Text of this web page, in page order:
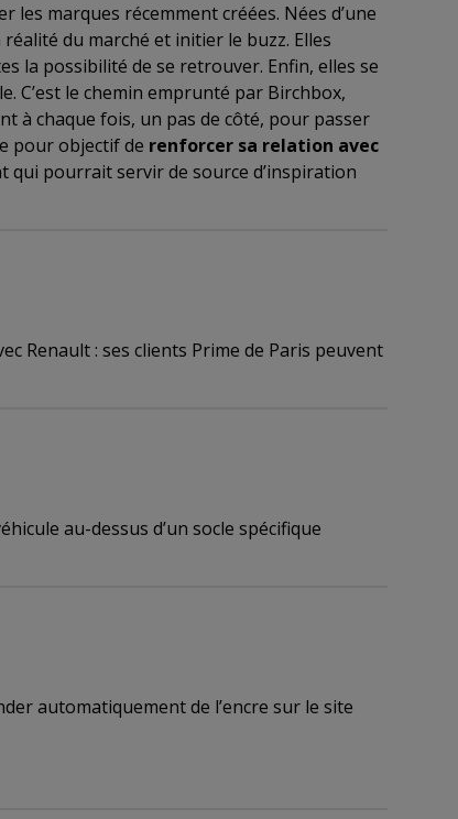
marques récemment créées. Nées d’une
du marché et initier le buzz. Elles
la possibilité de se retrouver. Enfin, elles se
C’est le chemin emprunté par Birchbox,
à chaque fois, un pas de côté, pour passer
pour objectif de renforcer sa relation avec
qui pourrait servir de source d’inspiration
Renault : ses clients Prime de Paris peuvent
au-dessus d’un socle spécifique
automatiquement de l’encre sur le site